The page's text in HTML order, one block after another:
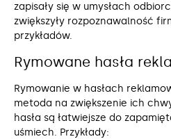
zapisały się w umysłach
zwiększyły rozpoznawalność
przykładów.
Rymowane hasła
Rymowanie w hasłach
metoda na zwiększenie ich
hasła są łatwiejsze do
uśmiech. Przykłady: